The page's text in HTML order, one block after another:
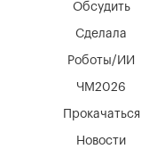
Новости
Обсудить
Сделала
Роботы/ИИ
ЧМ2026
Прокачаться